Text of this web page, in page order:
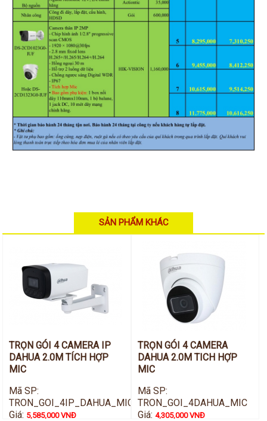
SẢN PHẨM KHÁC
TRỌN GÓI 4 CAMERA IP
DAHUA 2.0M TÍCH HỢP
MIC
Mã SP:
TRON_GOI_4IP_DAHUA_MIC
Giá: 5,585,000 VNĐ
TRỌN GÓI 4 CAMERA
DAHUA 2.0M TICH HỢP
MIC
Mã SP:
TRON_GOI_4DAHUA_MIC
Giá: 4,305,000 VNĐ